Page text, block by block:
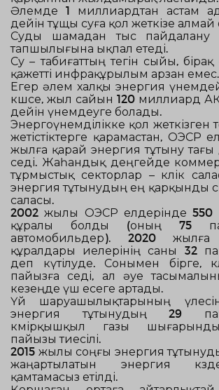
Әлемде 1 миллиардтан астам
дейін тұщы суға қол жеткізе алмай
Суды шамадан тыс пайдалану
тапшылығына ықпал етеді.
Су – табиғаттың тегін сыйы, бірақ
қажетті инфрақұрылым арзан емес.
Егер әлем халқы энергия
көшсе, жыл сайын 120 миллиард
дейін үнемдеуге болады.
Энергоүнемділікке қол жеткізген
жетістіктерге қарамастан, ОЭСР
жылға қарай энергия тұтыну тағы
өседі. Жаһандық деңгейде
тұрмыстық секторлар – көлік
энергия тұтынудың ең қарқынды
саласы.
2002 жылы
ОЭСР елдерінде550
құралы
болды (оның 75
автомобильдер). 2020 жылға
құралдары иелерінің саны 32
деп күтілуде. Сонымен бірге,
пайызға өседі, ал әуе
кезеңде үш есеге артады.
Үй шаруашылықтарының
энергия тұтынудың 29
көмірқышқыл газы
пайызы тиесілі.
2015 жылы соңғы энергия
жаңартылатын энергия
қамтамасыз етілді.